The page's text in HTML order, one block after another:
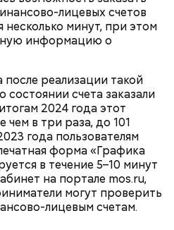
лицевых счетов
несколько минут, при этом
информацию о
после реализации такой
счета заказали
2024 года этот
чем в три раза, до 101
года пользователям
форма «Графика
в течение 5–10 минут
на портале mos.ru,
могут проверить
лицевым счетам.
лужа»:
— о новой
«Мастера и
не для всех: чем
новая экранизация
и Маргариты»
одно из самых любимых
комплекс занимает
приятно совершить
цветущих клумб
активно. Например,
или самокатах по